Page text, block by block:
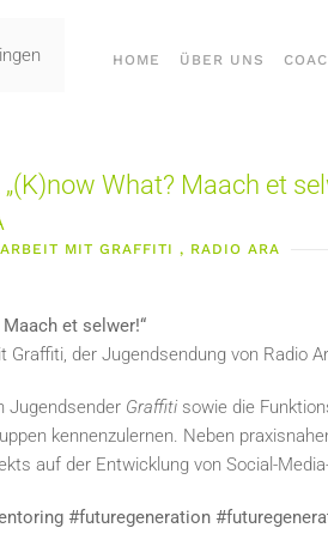
HOME ÜBER UNS
„(K)now What? Maach et
MIT GRAFFITI , RADIO ARA
Maach et selwer!“
Graffiti, der Jugendsendung von Radio
Jugendsender Graffiti sowie die
kennenzulernen. Neben
auf der Entwicklung von Social-
#futuregeneration